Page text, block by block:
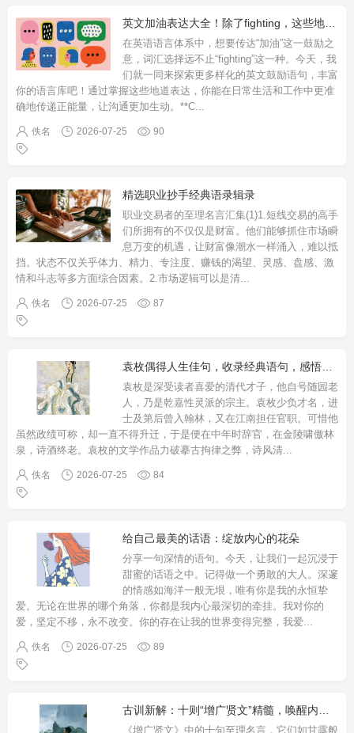
在英语语言体系中，想要传达“加油”这一鼓励之
意，词汇选择远不止“fighting”这一种。今天，我
们就一同来探索更多样化的英文鼓励语句，丰富
你的语言库吧！通过掌握这些地道表达，你能在日常生活和工作中更准
确地传递正能量，让沟通更加生动。**C...
佚名 2026-07-25 90
精选职业抄手经典语录辑录
职业交易者的至理名言汇集(1)1.短线交易的高手
们所拥有的不仅仅是财富。他们能够抓住市场瞬
息万变的机遇，让财富像潮水一样涌入，难以抵
挡。状态不仅关乎体力、精力、专注度、赚钱的渴望、灵感、盘感、激
情和斗志等多方面综合因素。2.市场逻辑可以是清...
佚名 2026-07-25 87
袁枚是深受读者喜爱的清代才子，他自号随园老
人，乃是乾嘉性灵派的宗主。袁枚少负才名，进
士及第后曾入翰林，又在江南担任官职。可惜他
虽然政绩可称，却一直不得升迁，于是便在中年时辞官，在金陵啸傲林
泉，诗酒终老。袁枚的文学作品力破摹古拘律之弊，诗风清...
佚名 2026-07-25 84
给自己最美的话语：绽放内心的花朵
分享一句深情的语句。今天，让我们一起沉浸于
甜蜜的话语之中。记得做一个勇敢的大人。深邃
的情感如海洋一般无垠，唯有你是我的永恒挚
爱。无论在世界的哪个角落，你都是我内心最深切的牵挂。我对你的
爱，坚定不移，永不改变。你的存在让我的世界变得完整，我爱...
佚名 2026-07-25 89
《增广贤文》中的十句至理名言，它们如甘露般